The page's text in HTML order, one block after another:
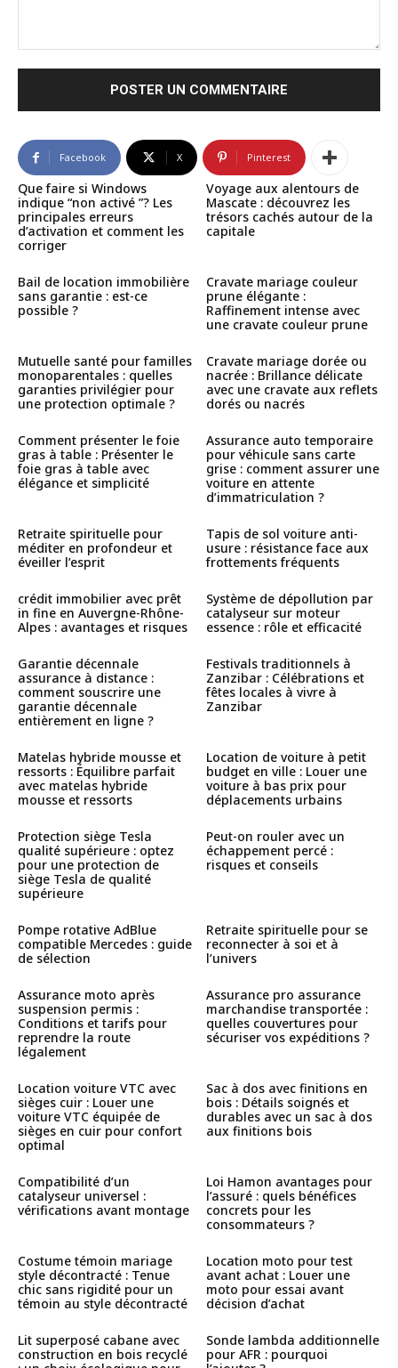
Facebook X Pinterest
Que faire si Windows
indique “non activé ”? Les
principales erreurs
d’activation et comment les
corriger
Voyage aux alentours de
Mascate : découvrez les
trésors cachés autour de la
capitale
Bail de location immobilière
sans garantie : est-ce
possible ?
Cravate mariage couleur
prune élégante :
Raffinement intense avec
une cravate couleur prune
Mutuelle santé pour familles
monoparentales : quelles
garanties privilégier pour
une protection optimale ?
Cravate mariage dorée ou
nacrée : Brillance délicate
avec une cravate aux reflets
dorés ou nacrés
Comment présenter le foie
gras à table : Présenter le
foie gras à table avec
élégance et simplicité
Assurance auto temporaire
pour véhicule sans carte
grise : comment assurer une
voiture en attente
d’immatriculation ?
Retraite spirituelle pour
méditer en profondeur et
éveiller l’esprit
Tapis de sol voiture anti-
usure : résistance face aux
frottements fréquents
crédit immobilier avec prêt
in fine en Auvergne-Rhône-
Alpes : avantages et risques
Système de dépollution par
catalyseur sur moteur
essence : rôle et efficacité
Garantie décennale
assurance à distance :
comment souscrire une
garantie décennale
entièrement en ligne ?
Festivals traditionnels à
Zanzibar : Célébrations et
fêtes locales à vivre à
Zanzibar
Matelas hybride mousse et
ressorts : Équilibre parfait
avec matelas hybride
mousse et ressorts
Location de voiture à petit
budget en ville : Louer une
voiture à bas prix pour
déplacements urbains
Protection siège Tesla
qualité supérieure : optez
pour une protection de
siège Tesla de qualité
supérieure
Peut-on rouler avec un
échappement percé :
risques et conseils
Pompe rotative AdBlue
compatible Mercedes : guide
de sélection
Retraite spirituelle pour se
reconnecter à soi et à
l’univers
Assurance moto après
suspension permis :
Conditions et tarifs pour
reprendre la route
légalement
Assurance pro assurance
marchandise transportée :
quelles couvertures pour
sécuriser vos expéditions ?
Location voiture VTC avec
sièges cuir : Louer une
voiture VTC équipée de
sièges en cuir pour confort
optimal
Sac à dos avec finitions en
bois : Détails soignés et
durables avec un sac à dos
aux finitions bois
Compatibilité d’un
catalyseur universel :
vérifications avant montage
Loi Hamon avantages pour
l’assuré : quels bénéfices
concrets pour les
consommateurs ?
Costume témoin mariage
style décontracté : Tenue
chic sans rigidité pour un
témoin au style décontracté
Location moto pour test
avant achat : Louer une
moto pour essai avant
décision d’achat
Lit superposé cabane avec
construction en bois recyclé
Sonde lambda additionnelle
pour AFR : pourquoi